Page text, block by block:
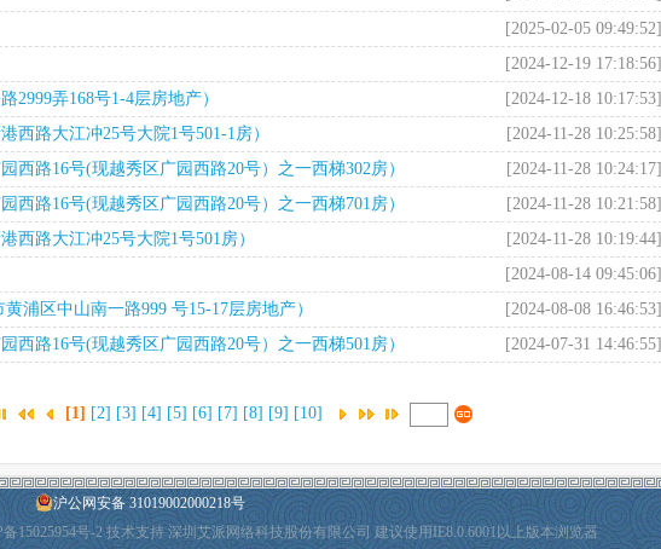
[2025-02-05 09:49:52]
[2024-12-19 17:18:56]
[2024-12-18 10:17:53]
弄168号1-4层房地产）
[2024-11-28 10:25:58]
西路大江冲25号大院1号501-1房）
[2024-11-28 10:24:17]
路16号(现越秀区广园西路20号）之一西梯302房）
[2024-11-28 10:21:58]
路16号(现越秀区广园西路20号）之一西梯701房）
[2024-11-28 10:19:44]
西路大江冲25号大院1号501房）
[2024-08-14 09:45:06]
[2024-08-08 16:46:53]
浦区中山南一路999 号15-17层房地产）
[2024-07-31 14:46:55]
路16号(现越秀区广园西路20号）之一西梯501房）
[1] [2] [3] [4] [5] [6] [7] [8] [9] [10]
沪公网安备 31019002000218号
15025954号-2技术支持 深圳艾派网络科技股份有限公司 建议使用IE8.0.6001以上版本浏览器